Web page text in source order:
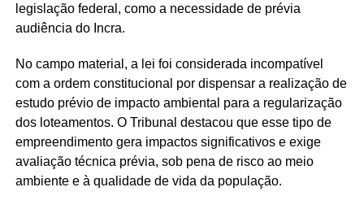
legislação federal, como a necessidade de prévia
audiência do Incra.
No campo material, a lei foi considerada incompatível
com a ordem constitucional por dispensar a realização de
estudo prévio de impacto ambiental para a regularização
dos loteamentos. O Tribunal destacou que esse tipo de
empreendimento gera impactos significativos e exige
avaliação técnica prévia, sob pena de risco ao meio
ambiente e à qualidade de vida da população.